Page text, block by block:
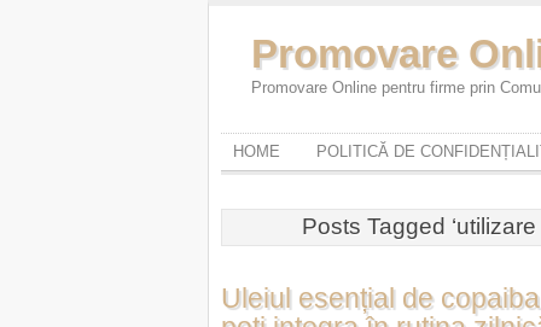
Promovare
Promovare Online pentru firme prin
HOME POLITICĂ DE
Posts Tagged
Uleiul esențial de